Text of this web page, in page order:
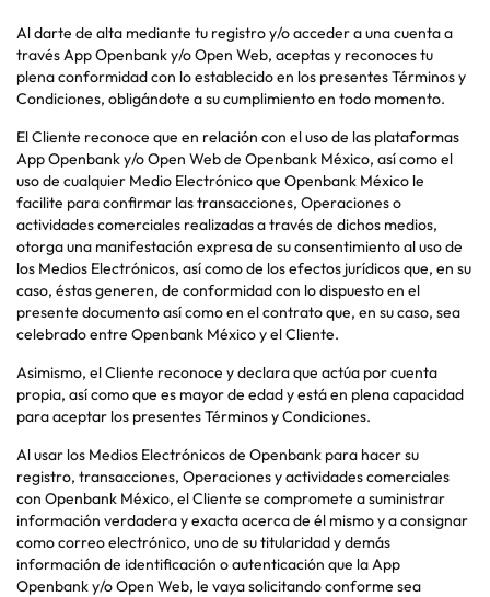
Al darte de alta mediante tu registro y/o acceder a una cuenta a
través App Openbank y/o Open Web, aceptas y reconoces tu
plena conformidad con lo establecido en los presentes Términos y
Condiciones, obligándote a su cumplimiento en todo momento.
El Cliente reconoce que en relación con el uso de las plataformas
App Openbank y/o Open Web de Openbank México, así como el
uso de cualquier Medio Electrónico que Openbank México le
facilite para confirmar las transacciones, Operaciones o
actividades comerciales realizadas a través de dichos medios,
otorga una manifestación expresa de su consentimiento al uso de
los Medios Electrónicos, así como de los efectos jurídicos que, en su
caso, éstas generen, de conformidad con lo dispuesto en el
presente documento así como en el contrato que, en su caso, sea
celebrado entre Openbank México y el Cliente.
Asimismo, el Cliente reconoce y declara que actúa por cuenta
propia, así como que es mayor de edad y está en plena capacidad
para aceptar los presentes Términos y Condiciones.
Al usar los Medios Electrónicos de Openbank para hacer su
registro, transacciones, Operaciones y actividades comerciales
con Openbank México, el Cliente se compromete a suministrar
información verdadera y exacta acerca de él mismo y a consignar
como correo electrónico, uno de su titularidad y demás
información de identificación o autenticación que la App
Openbank y/o Open Web, le vaya solicitando conforme sea